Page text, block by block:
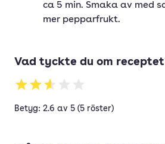
ca 5 min. Smaka av med
mer pepparfrukt.
Vad tyckte du om
Betyg: 2.6 av 5 (5 röster)